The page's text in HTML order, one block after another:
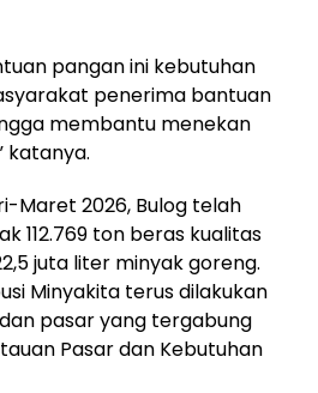
pangan ini kebutuhan
penerima bantuan
membantu menekan
katanya.
Maret 2026, Bulog telah
112.769 ton beras kualitas
juta liter minyak goreng.
Minyakita terus dilakukan
pasar yang tergabung
Pasar dan Kebutuhan